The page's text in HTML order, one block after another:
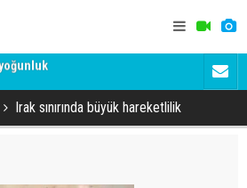
Demirtaş iddiasına yalanlama: Dadaş
Irak sınırında büyük hareketlilik